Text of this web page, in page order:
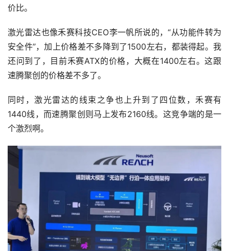
价比。
激光雷达也像禾赛科技CEO李一帆所说的，“从功能件转为
安全件”，加上价格差不多降到了1500左右，都装得起。我
还问到了，目前禾赛ATX的价格，大概在1400左右。这跟
速腾聚创的价格差不多了。
同时，激光雷达的线束之争也上升到了四位数，禾赛有
1440线，而速腾聚创则马上发布2160线。这竞争端的是一
个激烈啊。